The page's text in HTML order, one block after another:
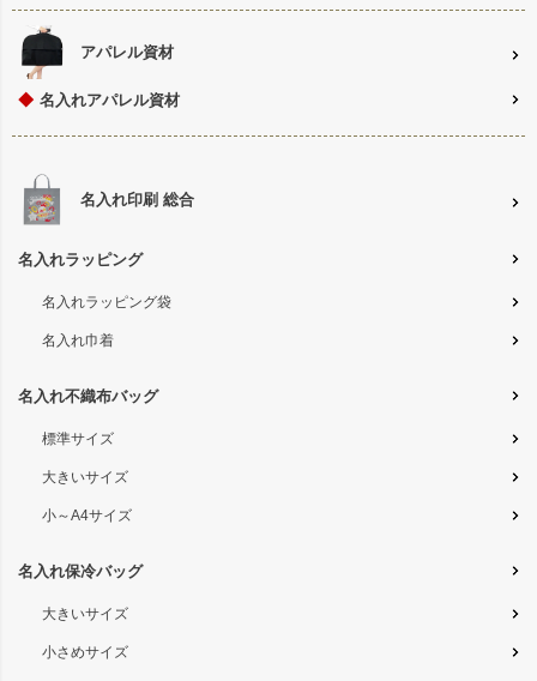
アパレル資材
◆ 名入れアパレル資材
名入れ印刷 総合
名入れラッピング
名入れラッピング袋
名入れ巾着
名入れ不織布バッグ
標準サイズ
大きいサイズ
小～A4サイズ
名入れ保冷バッグ
大きいサイズ
小さめサイズ